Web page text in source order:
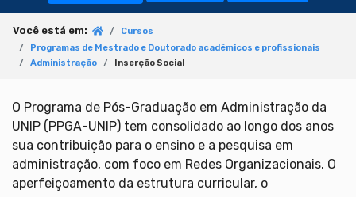
Você está em:
Cursos
Programas de Mestrado e Doutorado acadêmicos e profissionais
Administração
Inserção Social
O Programa de Pós-Graduação em Administração da
UNIP (PPGA-UNIP) tem consolidado ao longo dos anos
sua contribuição para o ensino e a pesquisa em
administração, com foco em Redes Organizacionais. O
aperfeiçoamento da estrutura curricular, o